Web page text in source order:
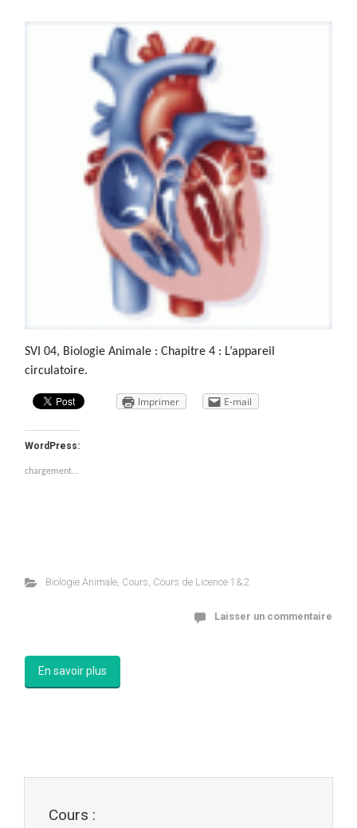
SVI 04, Biologie Animale : Chapitre 4 : L’appareil
circulatoire.
Imprimer E-mail
WordPress:
chargement…
Biologie Animale, Cours Cours de Licence 1&2
Laisser un commentaire
En savoir plus
Cours :